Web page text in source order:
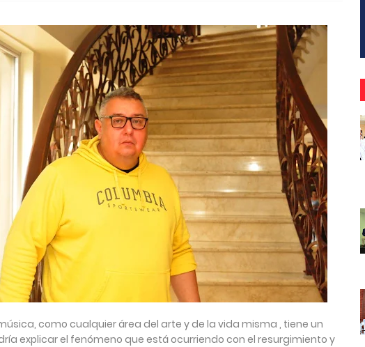
música, como cualquier área del arte y de la vida misma , tiene un
explicar el fenómeno que está ocurriendo con el resurgimiento y